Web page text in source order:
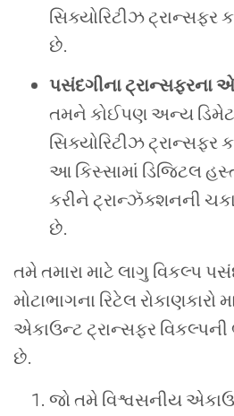
સિક્યોરિટીઝટ્રાન્સફર
છે.
પસંદગીનાટ્રાન્સફરના
તમને કોઈપણ અન્ય ડિમેટ
સિક્યોરિટીઝટ્રાન્સફર
આ કિસ્સામાં ડિજિટલ
કરીને ટ્રાન્ઝૅક્શનની
છે.
તમેતમારા માટે લાગુ વિકલ્પ
મોટાભાગના રિટેલ રોકાણકારો
એકાઉન્ટ ટ્રાન્સફર વિકલ્પની
છે.
જો તમે વિશ્વસનીય